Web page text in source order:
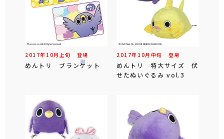
2017年 10月 上旬 登場
めんトリ ブランケット
2017年 10月 中旬 登場
めんトリ 特大サイズ 伏
せたぬいぐるみ vol.3